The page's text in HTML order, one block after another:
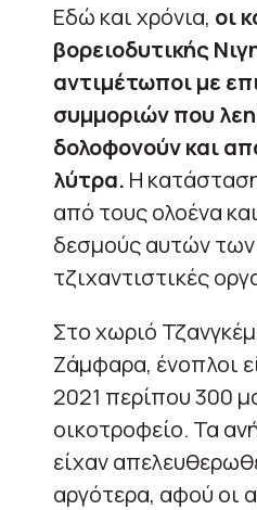
Εδώ και χρόνια, οι
βορειοδυτικής
αντιμέτωποι με
συμμοριών που
δολοφονούν και
λύτρα. Η
από τους ολοένα
δεσμούς αυτών
τζιχαντιστικές
Στο χωριό
Ζάμφαρα, ένοπλοι
2021 περίπου 300
οικοτροφείο. Τα
είχαν
αργότερα, αφού οι